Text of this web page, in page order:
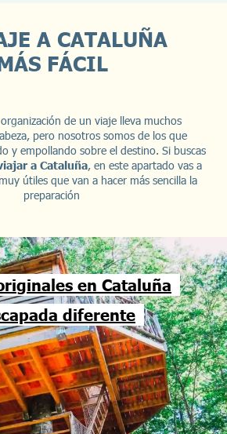
A CATALUÑA
FÁCIL
de un viaje lleva muchos
pero nosotros somos de los que
y empollando sobre el destino. Si buscas
a Cataluña, en este apartado vas a
útiles que van a hacer más sencilla la
preparación
en Cataluña
diferente